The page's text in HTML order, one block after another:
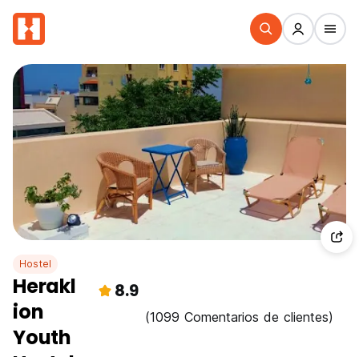
Hostel
Herakl
ion
Youth
8.9
(1099 Comentarios de clientes)